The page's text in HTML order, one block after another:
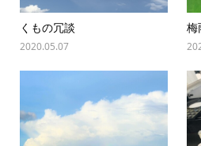
くもの冗談
2020.05.07
梅